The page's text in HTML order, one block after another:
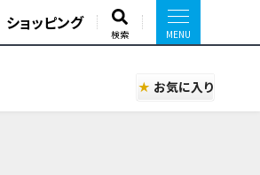
ショッピング
検索
お気に入り